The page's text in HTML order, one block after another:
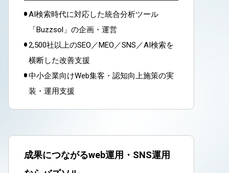
AI検索時代に対応した統合分析ツール
「Buzzsol」の企画・運営
2,500社以上のSEO／MEO／SNS／AI検索を
横断した改善支援
中小企業向けWeb集客・認知向上施策の実
装・運用支援
成果につながるweb運用・SNS運用